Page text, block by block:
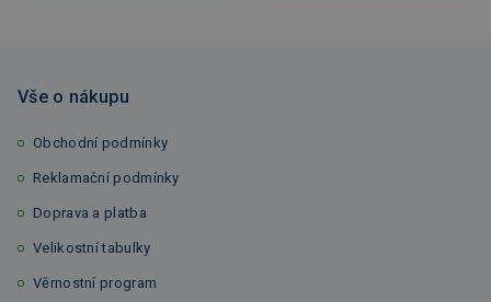
Vše o nákupu
Obchodní podmínky
Reklamační podmínky
Doprava a platba
Velikostní tabulky
Věrnostní program